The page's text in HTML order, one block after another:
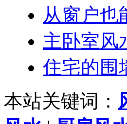
从窗户也
主卧室风
住宅的围
本站关键词：